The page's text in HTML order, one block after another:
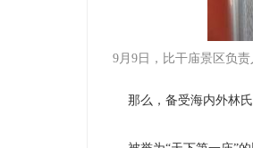
9月9日，比干庙景区负
那么，备受海内外林氏